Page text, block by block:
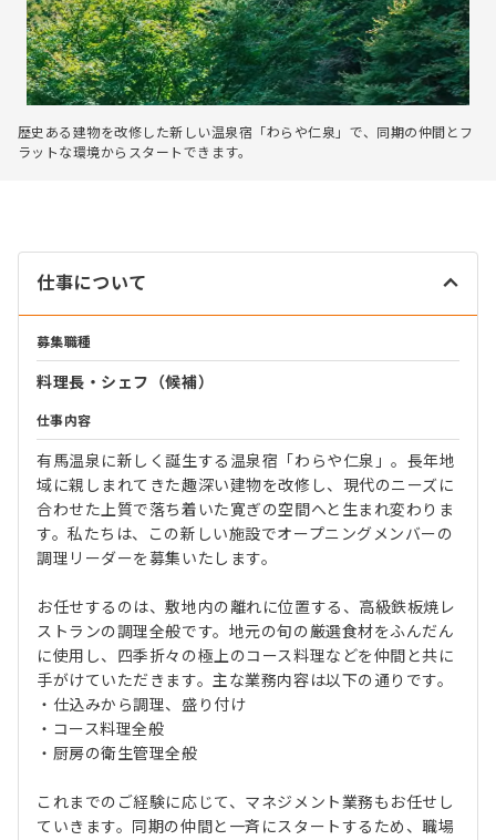
歴史ある建物を改修した新しい温泉宿「わらや仁泉」で、同期の仲間とフ
ラットな環境からスタートできます。
仕事について
募集職種
料理長・シェフ（候補）
仕事内容
有馬温泉に新しく誕生する温泉宿「わらや仁泉」。長年地
域に親しまれてきた趣深い建物を改修し、現代のニーズに
合わせた上質で落ち着いた寛ぎの空間へと生まれ変わりま
す。私たちは、この新しい施設でオープニングメンバーの
調理リーダーを募集いたします。
お任せするのは、敷地内の離れに位置する、高級鉄板焼レ
ストランの調理全般です。地元の旬の厳選食材をふんだん
に使用し、四季折々の極上のコース料理などを仲間と共に
手がけていただきます。主な業務内容は以下の通りです。
・仕込みから調理、盛り付け
・コース料理全般
・厨房の衛生管理全般
これまでのご経験に応じて、マネジメント業務もお任せし
ていきます。同期の仲間と一斉にスタートするため、職場